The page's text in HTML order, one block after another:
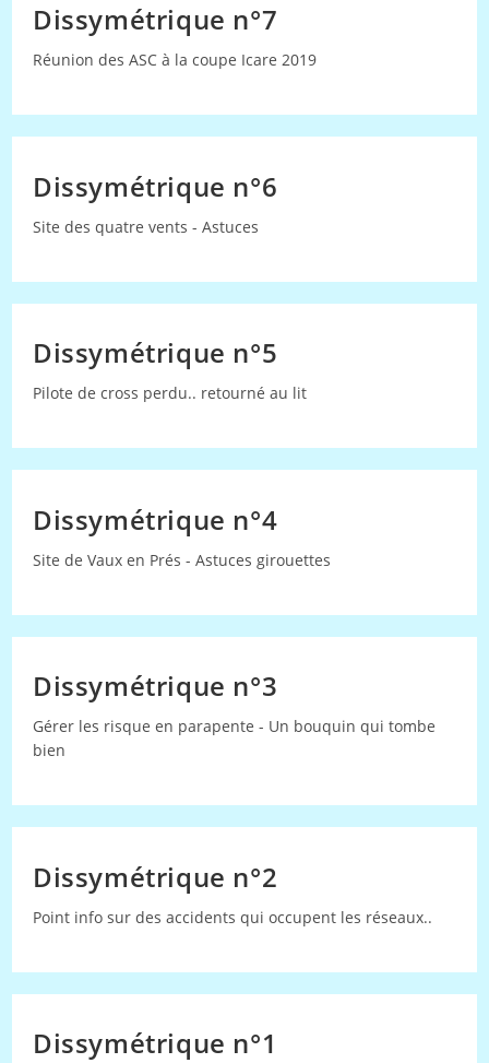
Dissymétrique n°7
Réunion des ASC à la coupe Icare 2019
Dissymétrique n°6
Site des quatre vents - Astuces
Dissymétrique n°5
Pilote de cross perdu.. retourné au lit
Dissymétrique n°4
Site de Vaux en Prés - Astuces girouettes
Dissymétrique n°3
Gérer les risque en parapente - Un bouquin qui tombe
bien
Dissymétrique n°2
Point info sur des accidents qui occupent les réseaux..
Dissymétrique n°1